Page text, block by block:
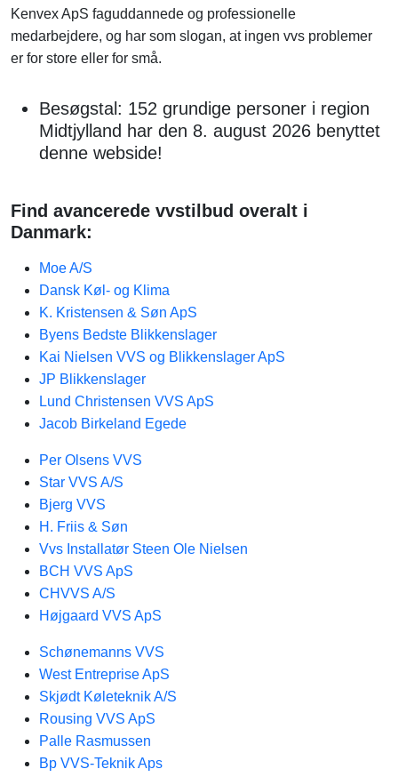
Kenvex ApS faguddannede og professionelle
medarbejdere, og har som slogan, at ingen vvs problemer
er for store eller for små.
Besøgstal: 152 grundige personer i region
Midtjylland har den 8. august 2026 benyttet
denne webside!
Find avancerede vvstilbud overalt i
Danmark:
Moe A/S
Dansk Køl- og Klima
K. Kristensen & Søn ApS
Byens Bedste Blikkenslager
Kai Nielsen VVS og Blikkenslager ApS
JP Blikkenslager
Lund Christensen VVS ApS
Jacob Birkeland Egede
Per Olsens VVS
Star VVS A/S
Bjerg VVS
H. Friis & Søn
Vvs Installatør Steen Ole Nielsen
BCH VVS ApS
CHVVS A/S
Højgaard VVS ApS
Schønemanns VVS
West Entreprise ApS
Skjødt Køleteknik A/S
Rousing VVS ApS
Palle Rasmussen
Bp VVS-Teknik Aps